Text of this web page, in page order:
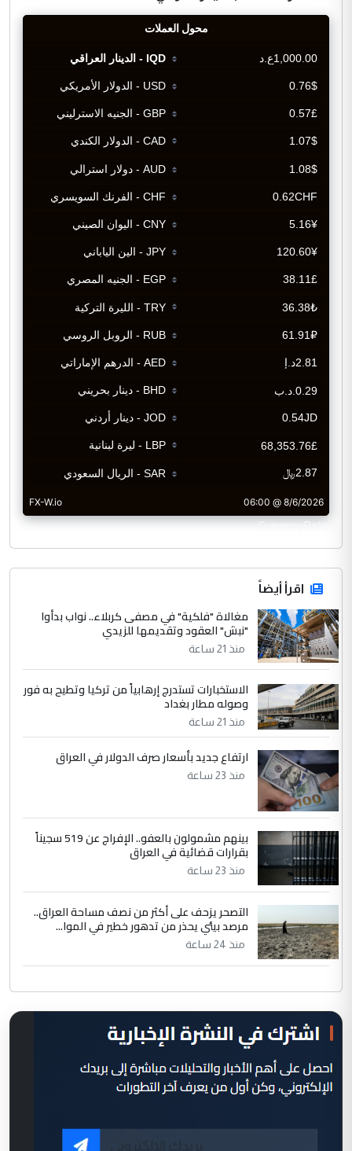
CurrencyRate
اقرأ أيضاً
مغالاة "فلكية" في مصفى كربلاء.. نواب بدأوا
"نبش" العقود وتقديمها للزيدي
منذ 21 ساعة
الاستخبارات تستدرج إرهابياً من تركيا وتطيح به فور
وصوله مطار بغداد
منذ 21 ساعة
ارتفاع جديد بأسعار صرف الدولار في العراق
منذ 23 ساعة
بينهم مشمولون بالعفو.. الإفراج عن 519 سجيناً
بقرارات قضائية في العراق
منذ 23 ساعة
التصحر يزحف على أكثر من نصف مساحة العراق..
مرصد بيئي يحذر من تدهور خطير في الموا...
منذ 24 ساعة